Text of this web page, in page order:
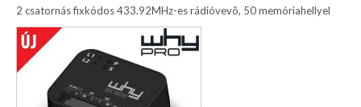
2 csatornás fixkódos 433.92MHz-es rádióvevõ, 50 memóriahellyel